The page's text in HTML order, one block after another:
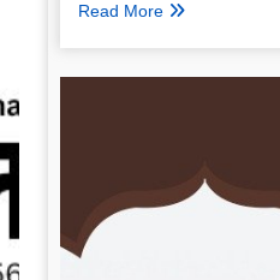
Read More